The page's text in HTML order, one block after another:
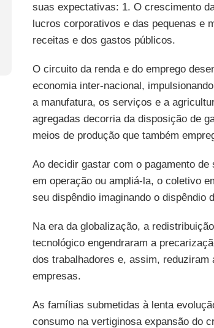
suas expectativas: 1. O crescimento
lucros corporativos e das pequenas e
receitas e dos gastos públicos.
O circuito da renda e do emprego
economia inter-nacional,
a manufatura, os serviços e a
agregadas decorria da disposição de
meios de produção que também
Ao decidir gastar com o pagamento
em operação ou ampliá-la, o coletivo
seu dispêndio imaginando o dispêndio
Na era da globalização, a
tecnológico engendraram a
dos trabalhadores e, assim, reduziram
empresas.
As famílias submetidas à lenta
consumo na vertiginosa expansão do